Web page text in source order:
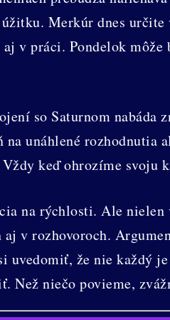
Merkúr dnes určite
v práci. Pondelok môže
so Saturnom nabáda
na unáhlené rozhodnutia
keď ohrozíme svoju
na rýchlosti. Ale
v rozhovoroch.
uvedomiť, že nie každý
Než niečo povieme,